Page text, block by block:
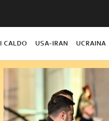
CALDO USA-IRAN UCRAINA